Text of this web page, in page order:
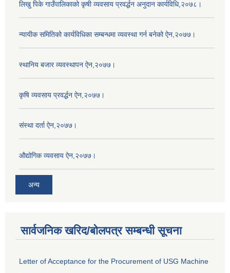
लिखु पिके गाउँपालिकाको कृषी व्यवसाय प्रवर्द्धन अनुदान कार्यविधि,२०७८।
न्यायीक समितिको कार्यविधिका सम्बन्धमा व्यवस्था गर्न बनेको ऐन,२०७७।
स्थानिय बजार व्यवस्थापन ऐन,२०७७।
कृषि व्यवसाय प्रवर्द्धन ऐन,२०७७।
संस्था दर्ता ऐन,२०७७।
औद्योगिक व्यवसाय ऐन,२०७७।
अन्य
सार्वजनिक खरिद/बोलपत्र सम्बन्धी सूचना
Letter of Acceptance for the Procurement of USG Machine